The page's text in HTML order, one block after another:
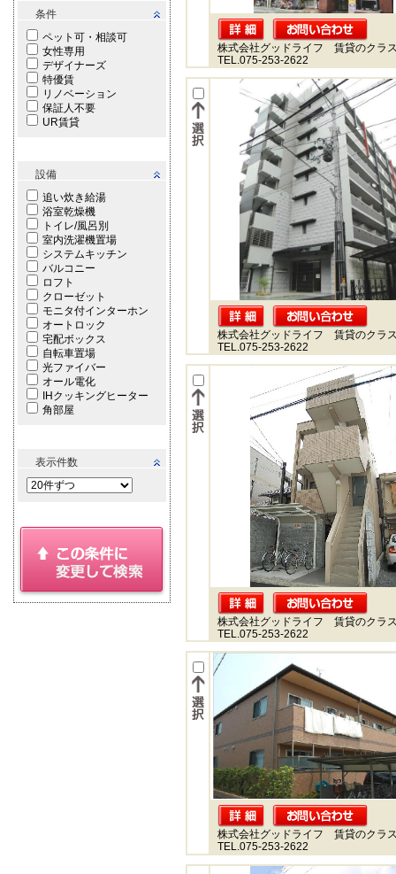
条件
ペット可・相談可
女性専用
デザイナーズ
特優賃
リノベーション
保証人不要
UR賃貸
設備
追い炊き給湯
浴室乾燥機
トイレ/風呂別
室内洗濯機置場
システムキッチン
バルコニー
ロフト
クローゼット
モニタ付インターホン
オートロック
宅配ボックス
自転車置場
光ファイバー
オール電化
IHクッキングヒーター
角部屋
表示件数
株式会社グッドライフ 賃貸のクラ
TEL.075-253-2622
株式会社グッドライフ 賃貸のクラ
TEL.075-253-2622
株式会社グッドライフ 賃貸のクラ
TEL.075-253-2622
株式会社グッドライフ 賃貸のクラ
TEL.075-253-2622